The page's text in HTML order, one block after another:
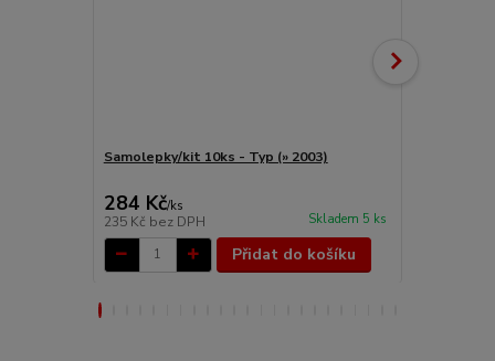
Samolepky/kit 10ks - Typ (» 2003)
284 Kč/ks
235 Kč bez DPH Skladem 5 ks
Přidat do košíku